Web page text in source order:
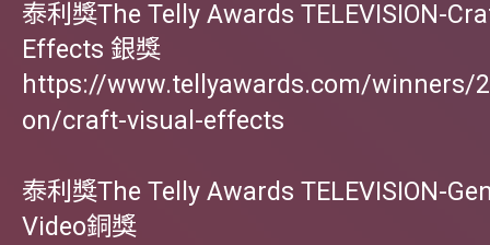
泰利獎The Telly Awards TELEVISION-
Effects 銀獎
https://www.tellyawards.com/winners/
on/craft-visual-effects
泰利獎The Telly Awards TELEVISION-
Video銅獎